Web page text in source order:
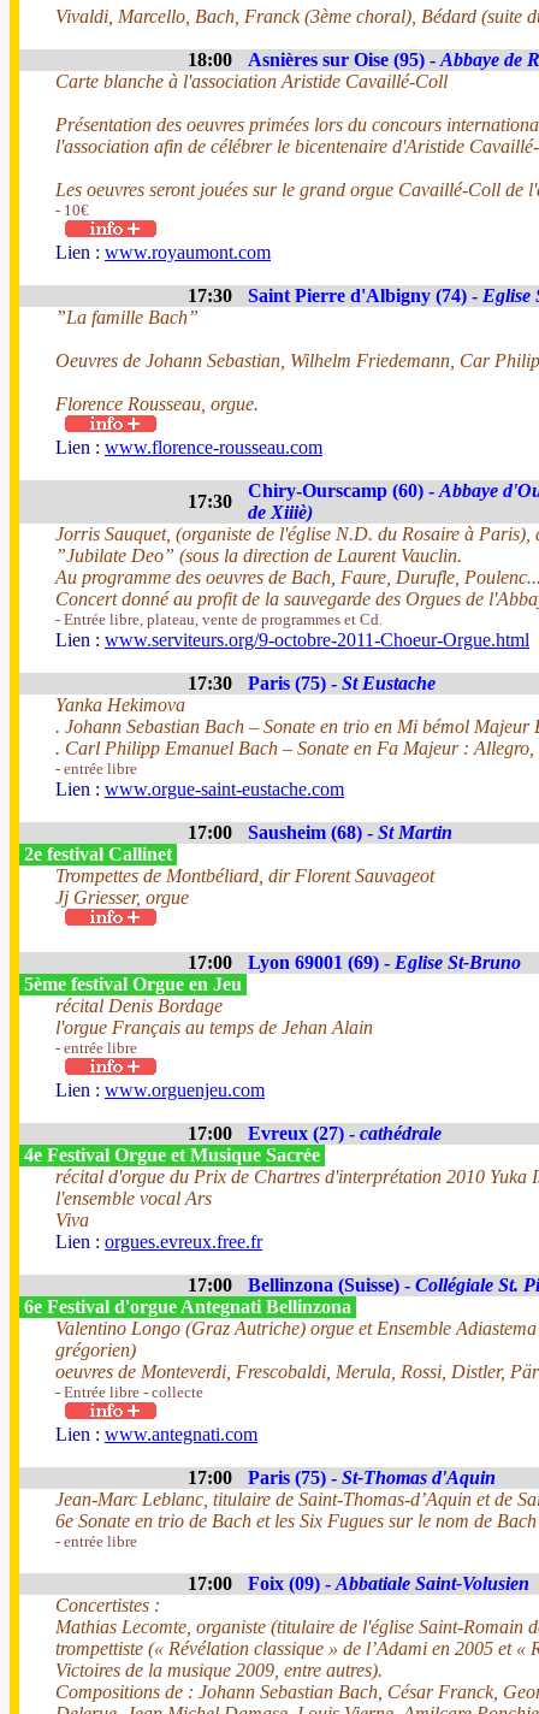
Vivaldi, Marcello, Bach, Franck (3ème choral), Bédard (suite
18:00 Asnières sur Oise (95) - Abbaye de
Carte blanche à l'association Aristide Cavaillé-Coll
Présentation des oeuvres primées lors du concours
l'association afin de célébrer le bicentenaire d'Aristide
Les oeuvres seront jouées sur le grand orgue Cavaillé-Coll de
- 10€
Lien : www.royaumont.com
17:30 Saint Pierre d'Albigny (74) - Eglise
”La famille Bach”
Oeuvres de Johann Sebastian, Wilhelm Friedemann, Car
Florence Rousseau, orgue.
Lien : www.florence-rousseau.com
17:30
Chiry-Ourscamp (60) - Abbaye
de Xiiiè)
Jorris Sauquet, (organiste de l'église N.D. du Rosaire à Paris),
”Jubilate Deo” (sous la direction de Laurent Vauclin.
Au programme des oeuvres de Bach, Faure, Durufle,
Concert donné au profit de la sauvegarde des Orgues de
- Entrée libre, plateau, vente de programmes et Cd.
Lien : www.serviteurs.org/9-octobre-2011-Choeur-Orgue.html
17:30 Paris (75) - St Eustache
Yanka Hekimova
. Johann Sebastian Bach – Sonate en trio en Mi bémol
. Carl Philipp Emanuel Bach – Sonate en Fa Majeur :
- entrée libre
Lien : www.orgue-saint-eustache.com
17:00 Sausheim (68) - St Martin
2e festival Callinet
Trompettes de Montbéliard, dir Florent Sauvageot
Jj Griesser, orgue
17:00 Lyon 69001 (69) - Eglise St-Bruno
5ème festival Orgue en Jeu
récital Denis Bordage
l'orgue Français au temps de Jehan Alain
- entrée libre
Lien : www.orguenjeu.com
17:00 Evreux (27) - cathédrale
4e Festival Orgue et Musique Sacrée
récital d'orgue du Prix de Chartres d'interprétation 2010 Yuka
l'ensemble vocal Ars
Viva
Lien : orgues.evreux.free.fr
17:00 Bellinzona (Suisse) - Collégiale St.
6e Festival d'orgue Antegnati Bellinzona
Valentino Longo (Graz Autriche) orgue et Ensemble
grégorien)
oeuvres de Monteverdi, Frescobaldi, Merula, Rossi, Distler,
- Entrée libre - collecte
Lien : www.antegnati.com
17:00 Paris (75) - St-Thomas d'Aquin
Jean-Marc Leblanc, titulaire de Saint-Thomas-d’Aquin et de
6e Sonate en trio de Bach et les Six Fugues sur le nom de
- entrée libre
17:00 Foix (09) - Abbatiale Saint-Volusien
Concertistes :
Mathias Lecomte, organiste (titulaire de l'église Saint-Romain
trompettiste (« Révélation classique » de l’Adami en 2005 et «
Victoires de la musique 2009, entre autres).
Compositions de : Johann Sebastian Bach, César Franck,